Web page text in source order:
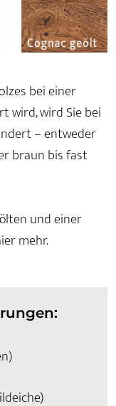
bei einer
wird, wird Sie bei
– entweder
braun bis fast
und einer
mehr.